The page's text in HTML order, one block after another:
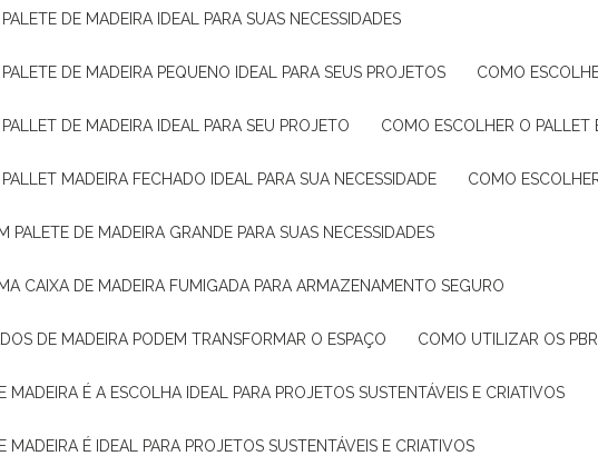
DE MADEIRA IDEAL PARA SUAS NECESSIDADES
PALETE DE MADEIRA PEQUENO IDEAL PARA SEUS PROJETOS COMO
PALLET DE MADEIRA IDEAL PARA SEU PROJETO COMO ESCOLHER O
PALLET MADEIRA FECHADO IDEAL PARA SUA NECESSIDADE COMO
PALETE DE MADEIRA GRANDE PARA SUAS NECESSIDADES
CAIXA DE MADEIRA FUMIGADA PARA ARMAZENAMENTO SEGURO
DE MADEIRA PODEM TRANSFORMAR O ESPAÇO COMO UTILIZAR OS
MADEIRA É A ESCOLHA IDEAL PARA PROJETOS SUSTENTÁVEIS E CRIATIVOS
MADEIRA É IDEAL PARA PROJETOS SUSTENTÁVEIS E CRIATIVOS